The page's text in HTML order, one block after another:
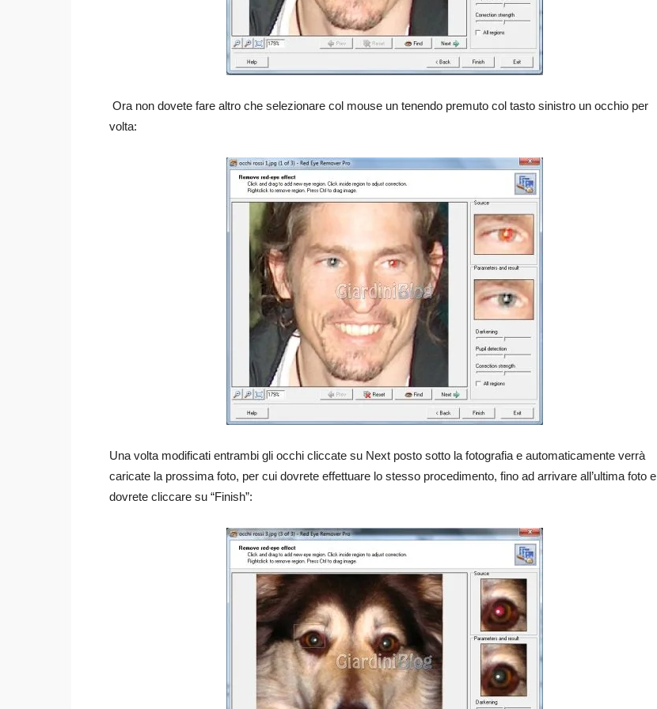
Ora non dovete fare altro che selezionare col mouse un tenendo premuto col tasto sinistro un occhio per
volta:
Una volta modificati entrambi gli occhi cliccate su Next posto sotto la fotografia e automaticamente verrà
caricate la prossima foto, per cui dovrete effettuare lo stesso procedimento, fino ad arrivare all’ultima foto e
dovrete cliccare su “Finish”: